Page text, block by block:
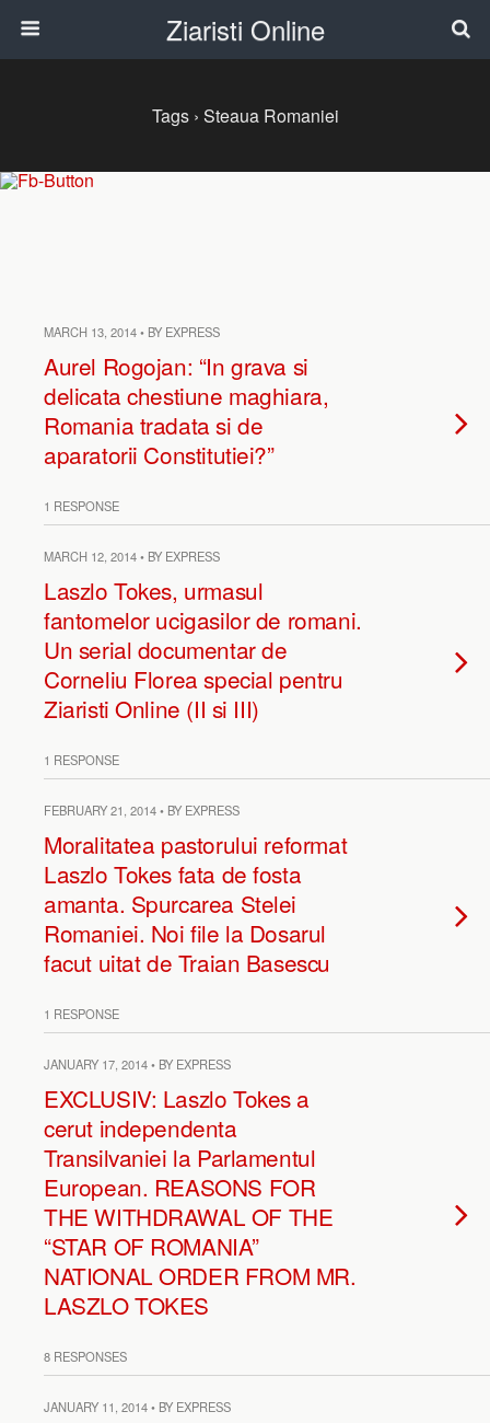
Ziaristi Online
Tags › Steaua Romaniei
MARCH 13, 2014 • BY EXPRESS
Aurel Rogojan: “In grava si
delicata chestiune maghiara,
Romania tradata si de
aparatorii Constitutiei?”
1 RESPONSE
MARCH 12, 2014 • BY EXPRESS
Laszlo Tokes, urmasul
fantomelor ucigasilor de romani.
Un serial documentar de
Corneliu Florea special pentru
Ziaristi Online (II si III)
1 RESPONSE
FEBRUARY 21, 2014 • BY EXPRESS
Moralitatea pastorului reformat
Laszlo Tokes fata de fosta
amanta. Spurcarea Stelei
Romaniei. Noi file la Dosarul
facut uitat de Traian Basescu
1 RESPONSE
JANUARY 17, 2014 • BY EXPRESS
EXCLUSIV: Laszlo Tokes a
cerut independenta
Transilvaniei la Parlamentul
European. REASONS FOR
THE WITHDRAWAL OF THE
“STAR OF ROMANIA”
NATIONAL ORDER FROM MR.
LASZLO TOKES
8 RESPONSES
JANUARY 11, 2014 • BY EXPRESS